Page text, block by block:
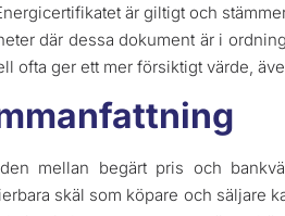
är giltigt och
där dessa dokument är i
ofta ger ett mer försiktigt värde,
mellan begärt pris och
skäl som köpare och säljare